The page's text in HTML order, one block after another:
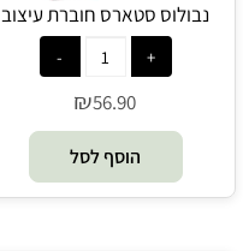
נבולוס סטארס חוברת עיצוב
נבוליה - Nebulous Stars
₪56.90
הוסף לסל